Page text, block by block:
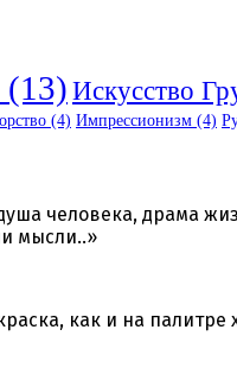
(13) Искусство
(4) Импрессионизм (4)
человека, драма
мысли..»
как и на